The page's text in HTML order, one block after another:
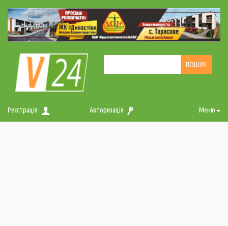
Реєстрація Авторизація Меню